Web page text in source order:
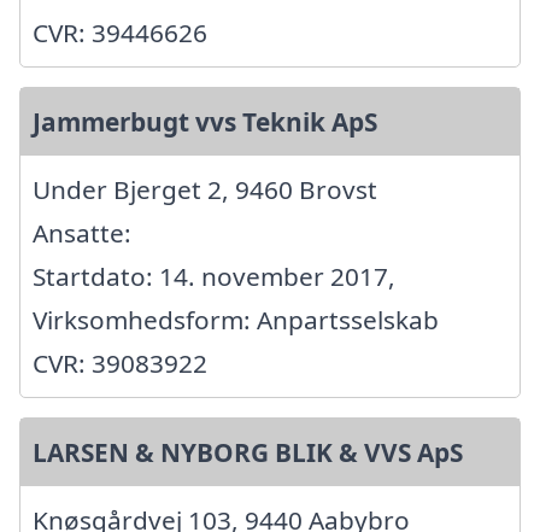
CVR: 39446626
Jammerbugt vvs Teknik ApS
Under Bjerget 2, 9460 Brovst
Ansatte:
Startdato: 14. november 2017,
Virksomhedsform: Anpartsselskab
CVR: 39083922
LARSEN & NYBORG BLIK & VVS ApS
Knøsgårdvej 103, 9440 Aabybro